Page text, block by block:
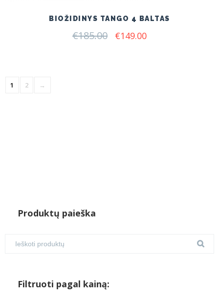
BIOŽIDINYS TANGO 4 BALTAS
€185.00 Original
€149.00Current
1 2 →
Produktų paieška
Filtruoti pagal kainą: